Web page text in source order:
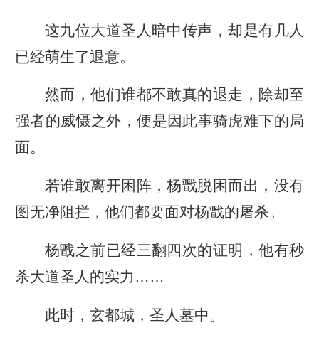
这九位大道圣人暗中传声，却是有几人
已经萌生了退意。
然而，他们谁都不敢真的退走，除却至
强者的威慑之外，便是因此事骑虎难下的局
面。
若谁敢离开困阵，杨戬脱困而出，没有
图无净阻拦，他们都要面对杨戬的屠杀。
杨戬之前已经三翻四次的证明，他有秒
杀大道圣人的实力……
此时，玄都城，圣人墓中。